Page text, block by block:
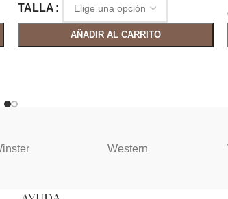
TALLA
AÑADIR AL CARRITO
Western